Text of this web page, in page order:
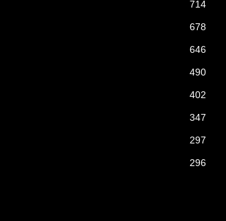
714
678
646
490
402
347
297
296